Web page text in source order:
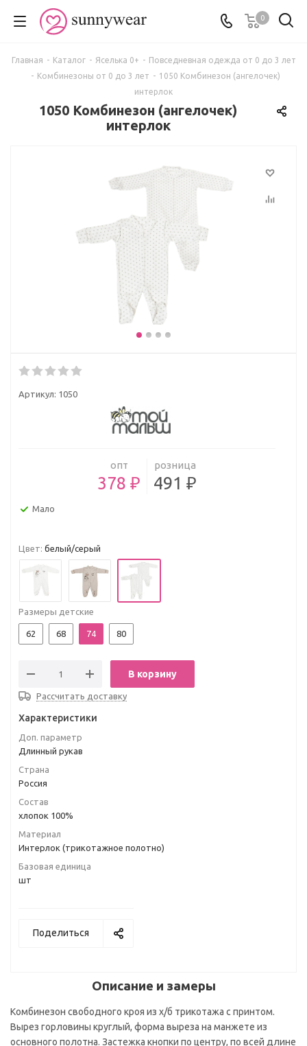
0
Главная - Каталог - Яселька 0+ - Повседневная одежда от 0 до 3 лет
- Комбинезоны от 0 до 3 лет - 1050 Комбинезон (ангелочек)
интерлок
1050 Комбинезон (ангелочек)
интерлок
Артикул: 1050
опт
378 ₽
розница
491 ₽
Мало
Цвет: белый/серый
Размеры детские
62 68 74 80
В корзину
Рассчитать доставку
Характеристики
Доп. параметр
Длинный рукав
Страна
Россия
Состав
хлопок 100%
Материал
Интерлок (трикотажное полотно)
Базовая единица
шт
Поделиться
Описание и замеры
Комбинезон свободного кроя из х/б трикотажа с принтом.
Вырез горловины круглый, форма выреза на манжете из
основного полотна. Застежка кнопки по центру, по всей длине